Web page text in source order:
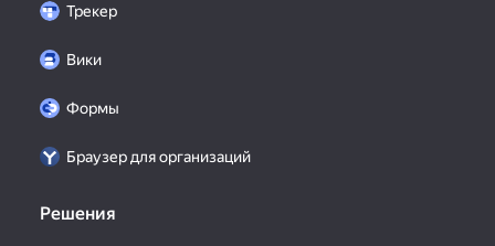
Трекер
Вики
Формы
Браузер для организаций
Решения